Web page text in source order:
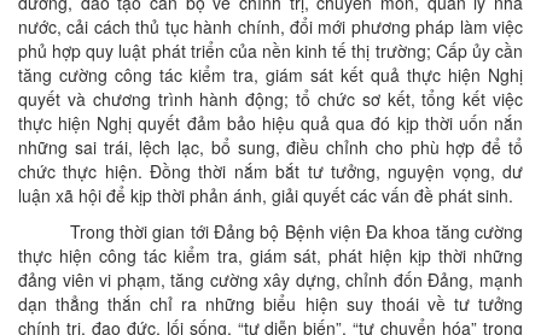
nước, cải cách thủ tục hành chính, đổi mới phương pháp làm việc
phủ hợp quy luật phát triển của nền kinh tế thị trường; Cấp ủy cần
tăng cường công tác kiểm tra, giám sát kết quả thực hiện Nghị
quyết và chương trình hành động; tổ chức sơ kết, tổng kết việc
thực hiện Nghị quyết đảm bảo hiệu quả qua đó kịp thời uốn nắn
những sai trái, lệch lạc, bổ sung, điều chỉnh cho phù hợp để tổ
chức thực hiện. Đồng thời nắm bắt tư tưởng, nguyện vọng, dư
luận xã hội để kịp thời phản ánh, giải quyết các vấn đề phát sinh.
Trong thời gian tới Đảng bộ Bệnh viện Đa khoa tăng cường
thực hiện công tác kiểm tra, giám sát, phát hiện kịp thời những
đảng viên vi phạm, tăng cường xây dựng, chỉnh đốn Đảng, mạnh
dạn thẳng thắn chỉ ra những biểu hiện suy thoái về tư tưởng
chính trị, đạo đức, lối sống, “tự diễn biến”, “tự chuyển hóa” trong